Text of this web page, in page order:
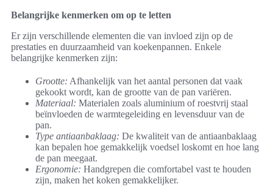
Belangrijke kenmerken om op te letten
Er zijn verschillende elementen die van invloed zijn op de
prestaties en duurzaamheid van koekenpannen. Enkele
belangrijke kenmerken zijn:
Grootte: Afhankelijk van het aantal personen dat vaak
gekookt wordt, kan de grootte van de pan variëren.
Materiaal: Materialen zoals aluminium of roestvrij staal
beïnvloeden de warmtegeleiding en levensduur van de
pan.
Type antiaanbaklaag: De kwaliteit van de antiaanbaklaag
kan bepalen hoe gemakkelijk voedsel loskomt en hoe lang
de pan meegaat.
Ergonomie: Handgrepen die comfortabel vast te houden
zijn, maken het koken gemakkelijker.